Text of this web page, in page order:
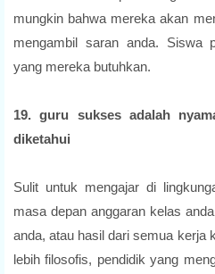
mungkin bahwa mereka akan
mengambil saran anda. Siswa
yang mereka butuhkan.
19. guru sukses adalah
diketahui
Sulit untuk mengajar di
masa depan anggaran kelas
anda, atau hasil dari semua kerja
lebih filosofis, pendidik yang